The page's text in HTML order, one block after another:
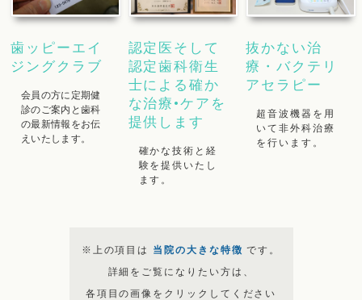
歯ッピーエイ
ジングクラブ
会員の方に定期健
診のご案内と歯科
の最新情報をお伝
えいたします。
認定医そして
認定歯科衛生
士による確か
な治療•ケアを
提供します
確かな技術と経
験を提供いたし
ます。
抜かない治
療・バクテリ
アセラピー
超音波機器を用
いて非外科治療
を行います。
※上の項目は 当院の大きな特徴 です。
詳細をご覧になりたい方は、
各項目の画像をクリックしてください